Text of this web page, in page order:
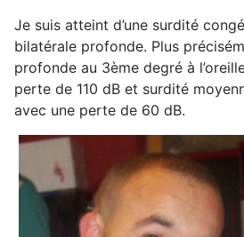
Je suis atteint d’une surdité
bilatérale profonde. Plus
profonde au 3ème degré à
perte de 110 dB et surdité
avec une perte de 60 dB.